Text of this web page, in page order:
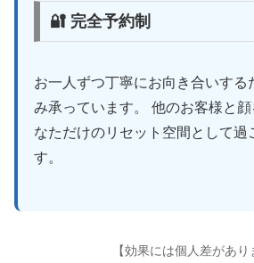
🔐 完全予約制
お一人ずつ丁寧にお向き合いする
み承っています。 他のお客様と
なただけのリセット空間として過
す。
【効果には個人差があり